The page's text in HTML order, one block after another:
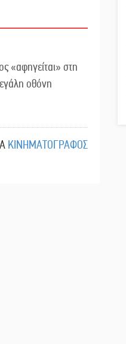
«αφηγείται» στη
οθόνη
ΚΙΝΗΜΑΤΟΓΡΑΦΟΣ